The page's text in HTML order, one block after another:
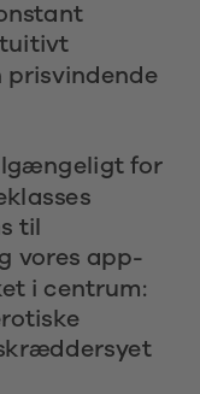
prisvindende
for
til
vores app-
i centrum: